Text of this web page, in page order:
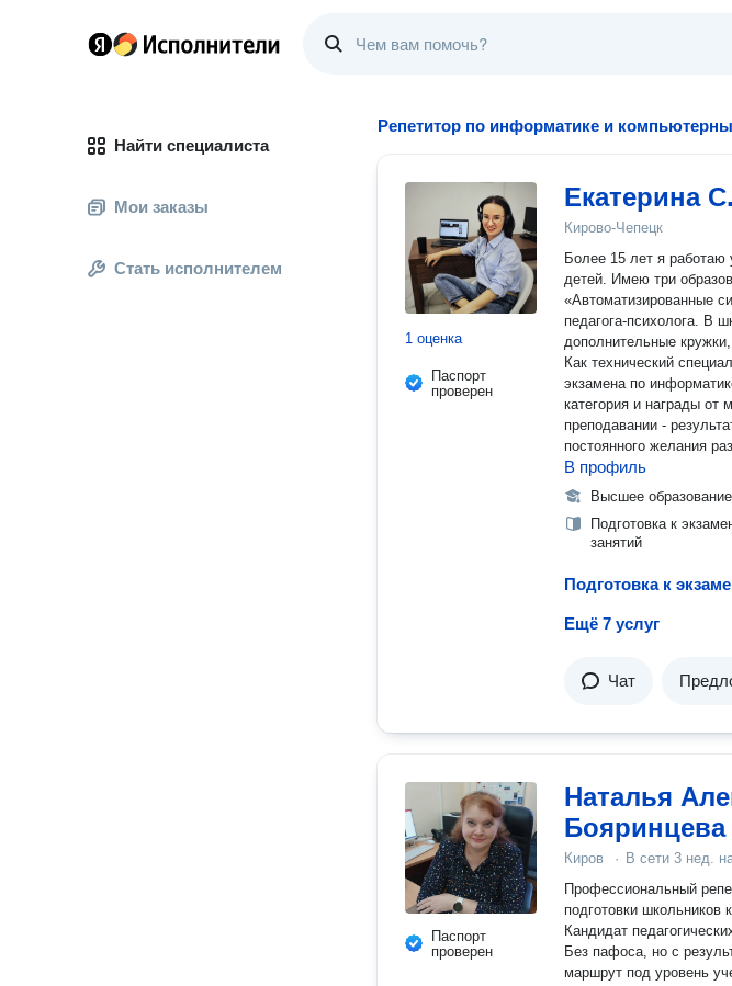
Найти специалиста
Мои заказы
Стать исполнителем
Репетитор по информатике и
1 оценка
Паспорт
проверен
Екатерина С.
Кирово-Чепецк
Более 15 лет я
детей. Имею три
«Автоматизированные
педагога-психолога. В школе провожу уроки информатики, веду
дополнительные
Как технический
экзамена по информатике. У меня высшая
категория и награды от
преподавании -
постоянного желания
В профиль
Высшее
Подготовка к
занятий
Ещё 7 услуг
Чат
Паспорт
проверен
Наталья
Бояринцева
Киров · В сети 3 нед.
Профессиональный
подготовки школьников к успешной сдаче экзаменов (ОГЭ и ЕГЭ).
Кандидат
Без пафоса, но с результатом. Что внутри: •
маршрут под уровень